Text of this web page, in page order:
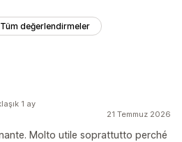
Tüm değerlendirmeler
21 Temmuz 2026
Molto utile soprattutto perché
1 ay